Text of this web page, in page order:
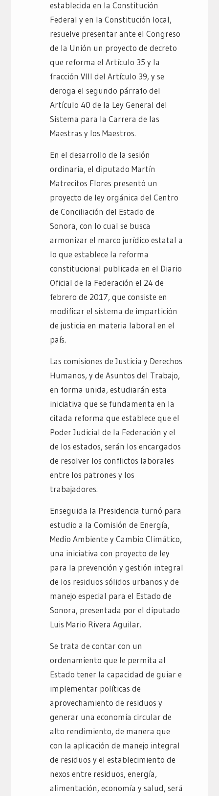
establecida en la Constitución
Federal y en la Constitución local,
resuelve presentar ante el Congreso
de la Unión un proyecto de decreto
que reforma el Artículo 35 y la
fracción VIII del Artículo 39, y se
deroga el segundo párrafo del
Artículo 40 de la Ley General del
Sistema para la Carrera de las
Maestras y los Maestros.
En el desarrollo de la sesión
ordinaria, el diputado Martín
Matrecitos Flores presentó un
proyecto de ley orgánica del Centro
de Conciliación del Estado de
Sonora, con lo cual se busca
armonizar el marco jurídico estatal a
lo que establece la reforma
constitucional publicada en el Diario
Oficial de la Federación el 24 de
febrero de 2017, que consiste en
modificar el sistema de impartición
de justicia en materia laboral en el
país.
Las comisiones de Justicia y Derechos
Humanos, y de Asuntos del Trabajo,
en forma unida, estudiarán esta
iniciativa que se fundamenta en la
citada reforma que establece que el
Poder Judicial de la Federación y el
de los estados, serán los encargados
de resolver los conflictos laborales
entre los patrones y los
trabajadores.
Enseguida la Presidencia turnó para
estudio a la Comisión de Energía,
Medio Ambiente y Cambio Climático,
una iniciativa con proyecto de ley
para la prevención y gestión integral
de los residuos sólidos urbanos y de
manejo especial para el Estado de
Sonora, presentada por el diputado
Luis Mario Rivera Aguilar.
Se trata de contar con un
ordenamiento que le permita al
Estado tener la capacidad de guiar e
implementar políticas de
aprovechamiento de residuos y
generar una economía circular de
alto rendimiento, de manera que
con la aplicación de manejo integral
de residuos y el establecimiento de
nexos entre residuos, energía,
alimentación, economía y salud, será